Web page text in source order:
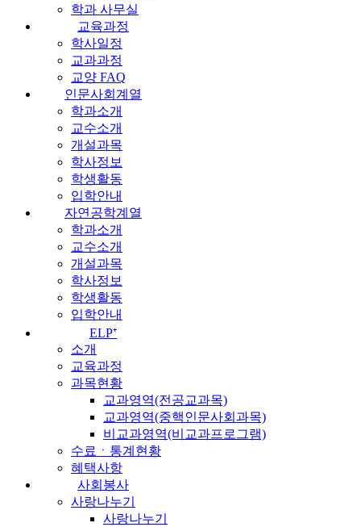
학과 사무실
교육과정
학사일정
교과과정
교양 FAQ
인문사회계열
학과소개
교수소개
개설과목
학사정보
학생활동
입학안내
자연공학계열
학과소개
교수소개
개설과목
학사정보
학생활동
입학안내
ELP⁺
소개
교육과정
과목현황
교과영역(전공교과목)
교과영역(중핵인문사회과목)
비교과영역(비교과프로그램)
수료ㆍ통계현황
혜택사항
사회봉사
사랑나누기
사랑나누기